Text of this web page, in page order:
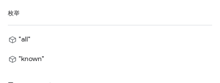
枚举
"all"
"known"